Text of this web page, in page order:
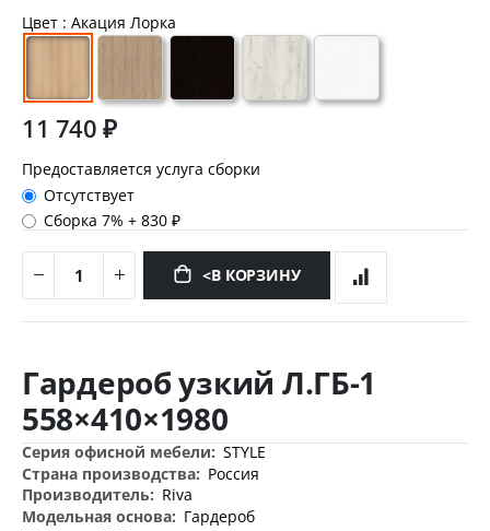
Цвет : Акация Лорка
11 740 ₽
Предоставляется услуга сборки
Отсутствует
Сборка 7%+830 ₽
<В КОРЗИНУ
началу
галереи
изображений
Гардероб узкий Л.ГБ-1
558×410×1980
Дополнительная
информация
STYLE
Россия
Riva
Гардероб